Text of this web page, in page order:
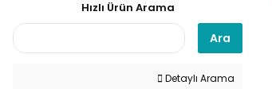
Gardenya Tarım (2)
Hızlı Ürün Arama
Ara
Detaylı Arama